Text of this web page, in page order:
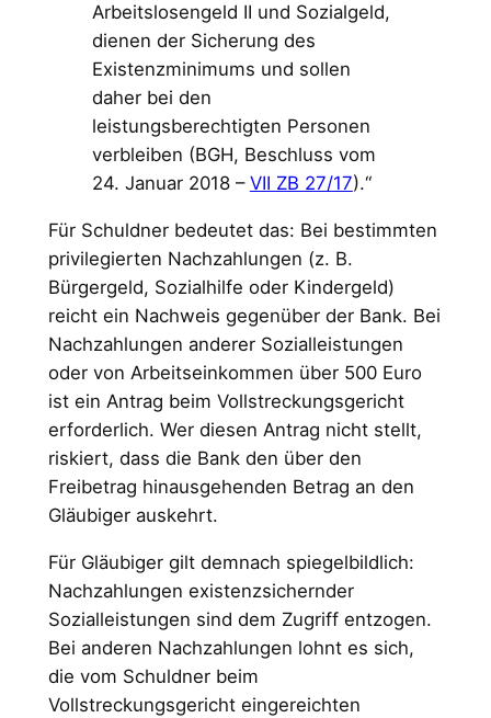
Arbeitslosengeld II und Sozialgeld,
dienen der Sicherung des
Existenzminimums und sollen
daher bei den
leistungsberechtigten Personen
verbleiben (BGH, Beschluss vom
24. Januar 2018 – VII ZB 27/17).“
Für Schuldner bedeutet das: Bei bestimmten
privilegierten Nachzahlungen (z. B.
Bürgergeld, Sozialhilfe oder Kindergeld)
reicht ein Nachweis gegenüber der Bank. Bei
Nachzahlungen anderer Sozialleistungen
oder von Arbeitseinkommen über 500 Euro
ist ein Antrag beim Vollstreckungsgericht
erforderlich. Wer diesen Antrag nicht stellt,
riskiert, dass die Bank den über den
Freibetrag hinausgehenden Betrag an den
Gläubiger auskehrt.
Für Gläubiger gilt demnach spiegelbildlich:
Nachzahlungen existenzsichernder
Sozialleistungen sind dem Zugriff entzogen.
Bei anderen Nachzahlungen lohnt es sich,
die vom Schuldner beim
Vollstreckungsgericht eingereichten